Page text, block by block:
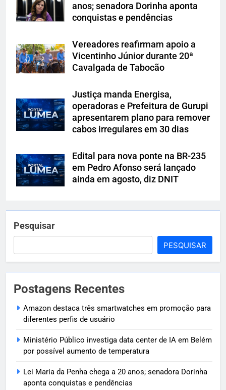
anos; senadora Dorinha aponta
conquistas e pendências
Vereadores reafirmam apoio a
Vicentinho Júnior durante 20ª
Cavalgada de Tabocão
Justiça manda Energisa,
operadoras e Prefeitura de Gurupi
apresentarem plano para remover
cabos irregulares em 30 dias
Edital para nova ponte na BR-235
em Pedro Afonso será lançado
ainda em agosto, diz DNIT
Pesquisar
PESQUISAR
Postagens Recentes
Amazon destaca três smartwatches em promoção para
diferentes perfis de usuário
Ministério Público investiga data center de IA em Belém
por possível aumento de temperatura
Lei Maria da Penha chega a 20 anos; senadora Dorinha
aponta conquistas e pendências